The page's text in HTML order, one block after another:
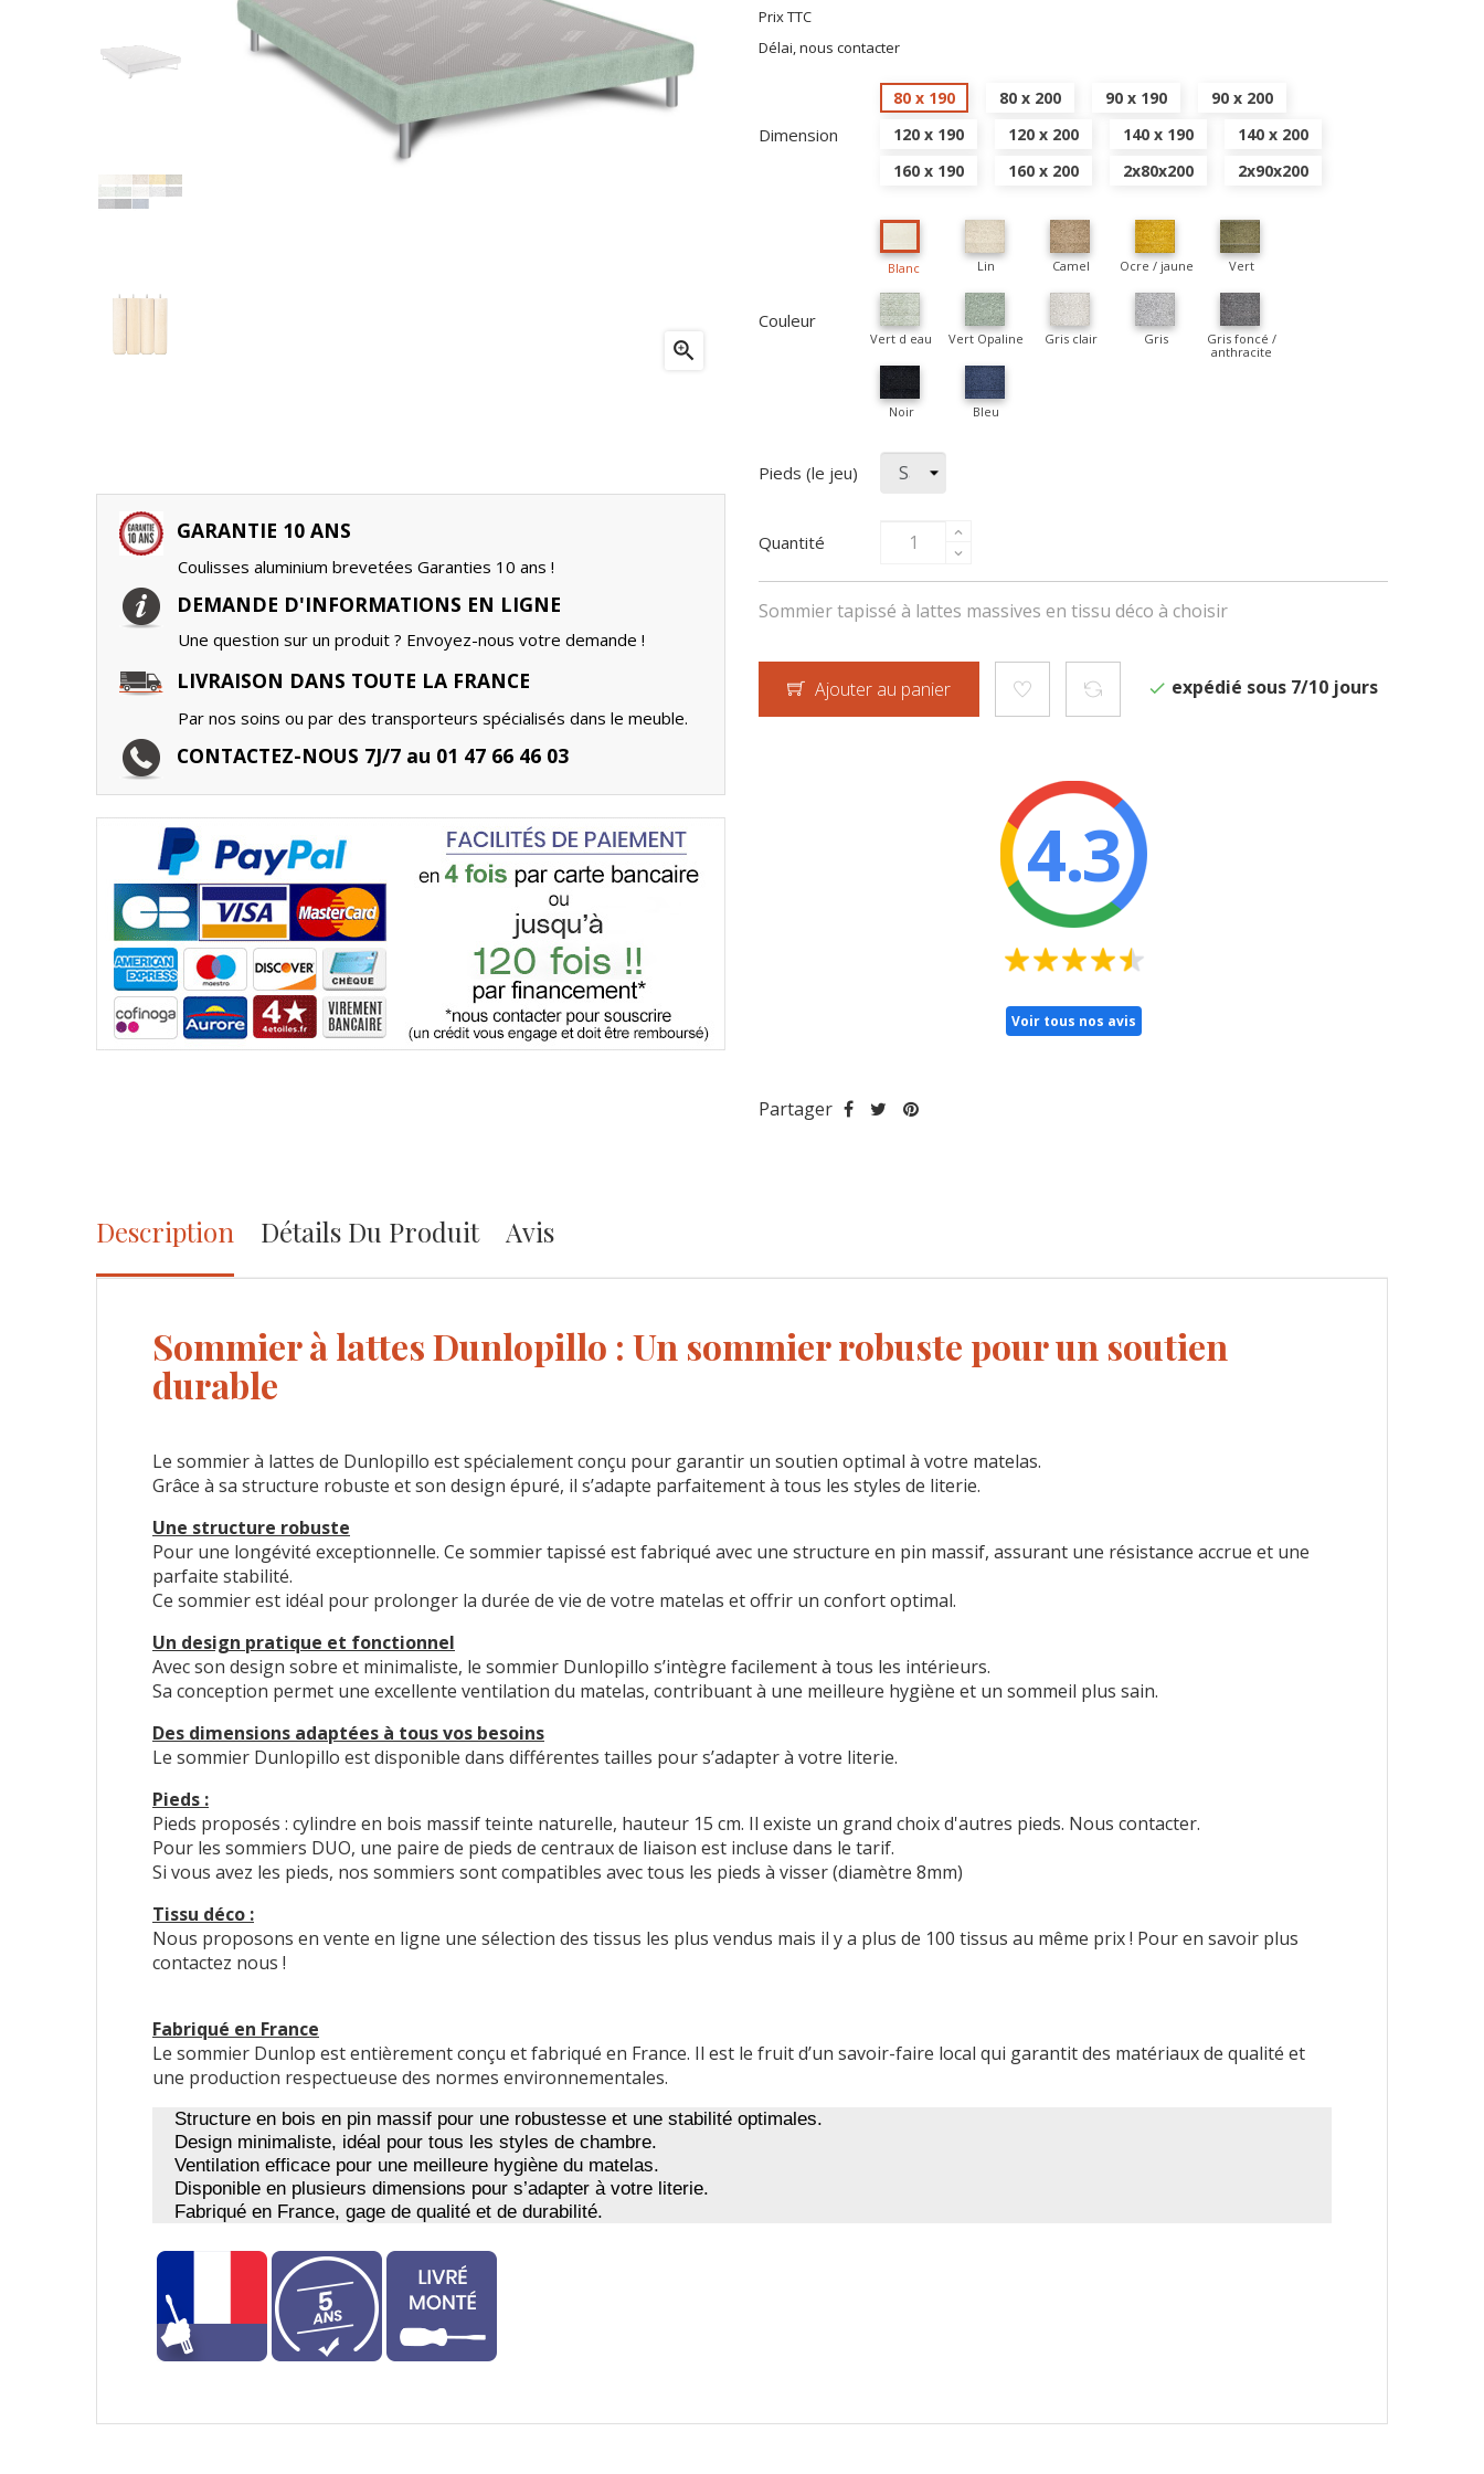

GARANTIE 10 ANS
Coulisses aluminium brevetées Garanties 10 ans !
DEMANDE D'INFORMATIONS EN LIGNE
Une question sur un produit ? Envoyez-nous votre demande !
LIVRAISON DANS TOUTE LA FRANCE
Par nos soins ou par des transporteurs spécialisés dans le meuble.
CONTACTEZ-NOUS 7J/7 au 01 47 66 46 03
Prix TTC
Délai, nous contacter
Dimension
80 x 190 80 x 200 90 x 190
90 x 200
120 x 190
120 x 200 140 x 190
140 x 200
160 x 190
160 x 200 2x80x200 2x90x200
Couleur
Blanc Lin Camel Ocre / jaune Vert
Vert d eau Vert Opaline Gris clair Gris
Gris foncé /
anthracite
Noir Bleu
Pieds (le jeu)
Quantité
Sommier tapissé à lattes massives en tissu déco à choisir
Ajouter au panier expédié sous 7/10 jours
4.3
Voir tous nos avis
Partager
Description Détails Du Produit Avis
Sommier à lattes Dunlopillo : Un sommier robuste pour un soutien
durable
Le sommier à lattes de Dunlopillo est spécialement conçu pour garantir un soutien optimal à votre matelas.
Grâce à sa structure robuste et son design épuré, il s’adapte parfaitement à tous les styles de literie.
Une structure robuste
Pour une longévité exceptionnelle. Ce sommier tapissé est fabriqué avec une structure en pin massif, assurant une résistance accrue et une
parfaite stabilité.
Ce sommier est idéal pour prolonger la durée de vie de votre matelas et offrir un confort optimal.
Un design pratique et fonctionnel
Avec son design sobre et minimaliste, le sommier Dunlopillo s’intègre facilement à tous les intérieurs.
Sa conception permet une excellente ventilation du matelas, contribuant à une meilleure hygiène et un sommeil plus sain.
Des dimensions adaptées à tous vos besoins
Le sommier Dunlopillo est disponible dans différentes tailles pour s’adapter à votre literie.
Pieds :
Pieds proposés : cylindre en bois massif teinte naturelle, hauteur 15 cm. Il existe un grand choix d'autres pieds. Nous contacter.
Pour les sommiers DUO, une paire de pieds de centraux de liaison est incluse dans le tarif.
Si vous avez les pieds, nos sommiers sont compatibles avec tous les pieds à visser (diamètre 8mm)
Tissu déco :
Nous proposons en vente en ligne une sélection des tissus les plus vendus mais il y a plus de 100 tissus au même prix ! Pour en savoir plus
contactez nous !
Fabriqué en France
Le sommier Dunlop est entièrement conçu et fabriqué en France. Il est le fruit d’un savoir-faire local qui garantit des matériaux de qualité et
une production respectueuse des normes environnementales.
Structure en bois en pin massif pour une robustesse et une stabilité optimales.
Design minimaliste, idéal pour tous les styles de chambre.
Ventilation efficace pour une meilleure hygiène du matelas.
Disponible en plusieurs dimensions pour s’adapter à votre literie.
Fabriqué en France, gage de qualité et de durabilité.